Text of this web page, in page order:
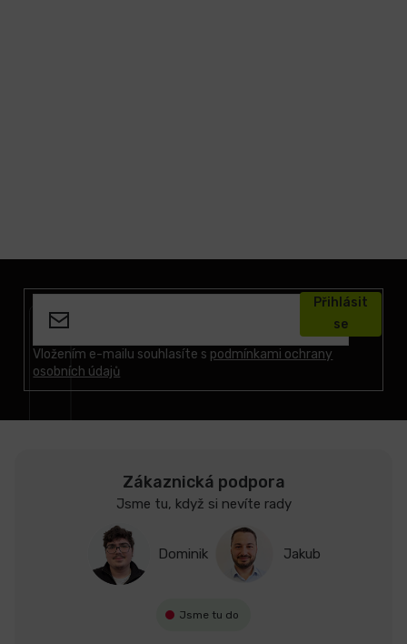
Vložením e-mailu souhlasíte s podmínkami ochrany
osobních údajů
Přihlásit
se
Zákaznická podpora
Jsme tu, když si nevíte rady
Dominik Jakub
Jsme tu do